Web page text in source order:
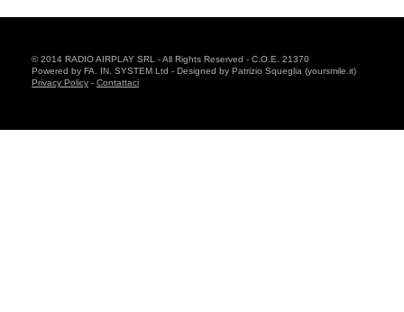
© 2014 RADIO AIRPLAY SRL - All Rights Reserved - C.O.E. 21370
Powered by FA. IN. SYSTEM Ltd - Designed by Patrizio Squeglia (yoursmile.it)
Privacy Policy - Contattaci